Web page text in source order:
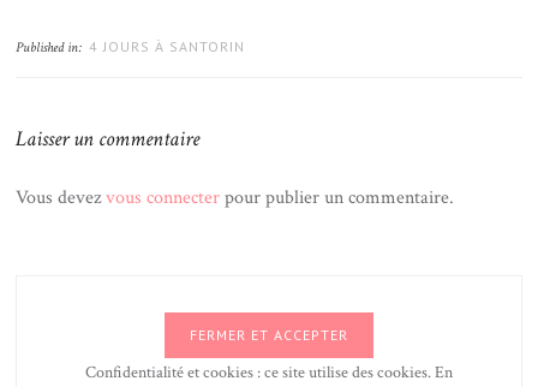
Published in: 4 JOURS À SANTORIN
Laisser un commentaire
Vous devezvous connecterpour publier un commentaire.
Confidentialité et cookies : ce site utilise des cookies. En